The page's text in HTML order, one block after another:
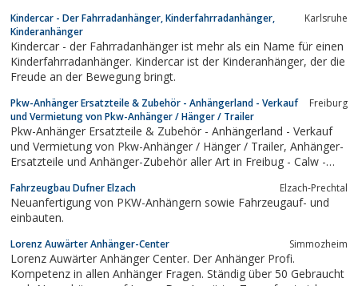
Kindercar - Der Fahrradanhänger, Kinderfahrradanhänger,
Kinderanhänger
Karlsruhe
Kindercar - der Fahrradanhänger ist mehr als ein Name für einen
Kinderfahrradanhänger. Kindercar ist der Kinderanhänger, der die
Freude an der Bewegung bringt.
Pkw-Anhänger Ersatzteile & Zubehör - Anhängerland - Verkauf
und Vermietung von Pkw-Anhänger / Hänger / Trailer
Freiburg
Pkw-Anhänger Ersatzteile & Zubehör - Anhängerland - Verkauf
und Vermietung von Pkw-Anhänger / Hänger / Trailer, Anhänger-
Ersatzteile und Anhänger-Zubehör aller Art in Freibug - Calw -
Autotransporter, Pferde-Anhänger von Humbaur, Böckmann,
Brenderup, Stema,...
Fahrzeugbau Dufner Elzach Elzach-Prechtal
Neuanfertigung von PKW-Anhängern sowie Fahrzeugauf- und
einbauten.
Lorenz Auwärter Anhänger-Center Simmozheim
Lorenz Auwärter Anhänger Center. Der Anhänger Profi.
Kompetenz in allen Anhänger Fragen. Ständig über 50 Gebraucht